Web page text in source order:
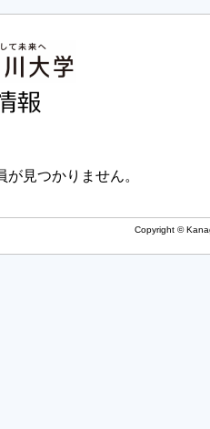
が見つかりません。
Copyright ©